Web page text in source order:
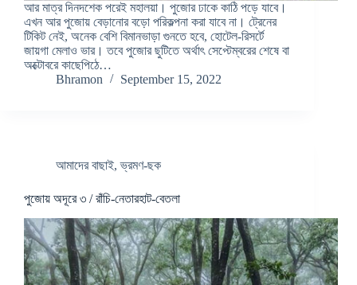
আর মাত্র দিনদশেক পরেই মহালয়া। পুজোর ঢাকে কাঠি পড়ে যাবে।
এখন আর পুজোয় বেড়ানোর বড়ো পরিকল্পনা করা যাবে না। ট্রেনের
টিকিট নেই, অনেক বেশি বিমানভাড়া গুনতে হবে, হোটেল-রিসর্টে
জায়গা মেলাও ভার। তবে পুজোর ছুটিতে অর্থাৎ সেপ্টেম্বরের শেষে বা
অক্টোবরে কাছেপিঠে…
Bhramon
September 15, 2022
আমাদের বাছাই,ভ্রমণ-ছক
পুজোয় অদূরে ৩ / রাঁচি-নেতারহাট-বেতলা